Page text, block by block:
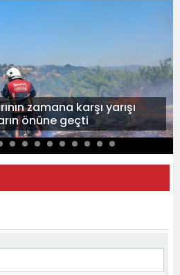
zamana karşı yarışı
önüne geçti